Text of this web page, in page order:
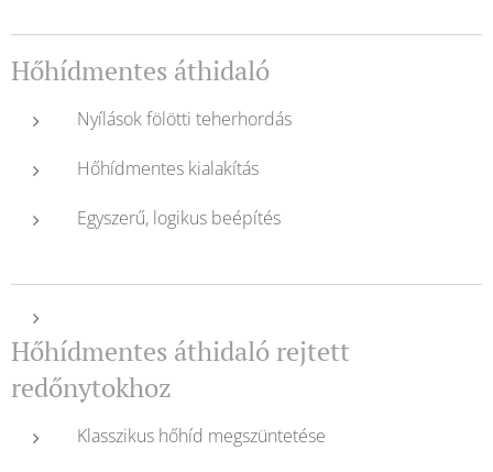
Hőhídmentes áthidaló
Nyílások fölötti teherhordás
Hőhídmentes kialakítás
Egyszerű, logikus beépítés
Hőhídmentes áthidaló rejtett
redőnytokhoz
Klasszikus hőhíd megszüntetése